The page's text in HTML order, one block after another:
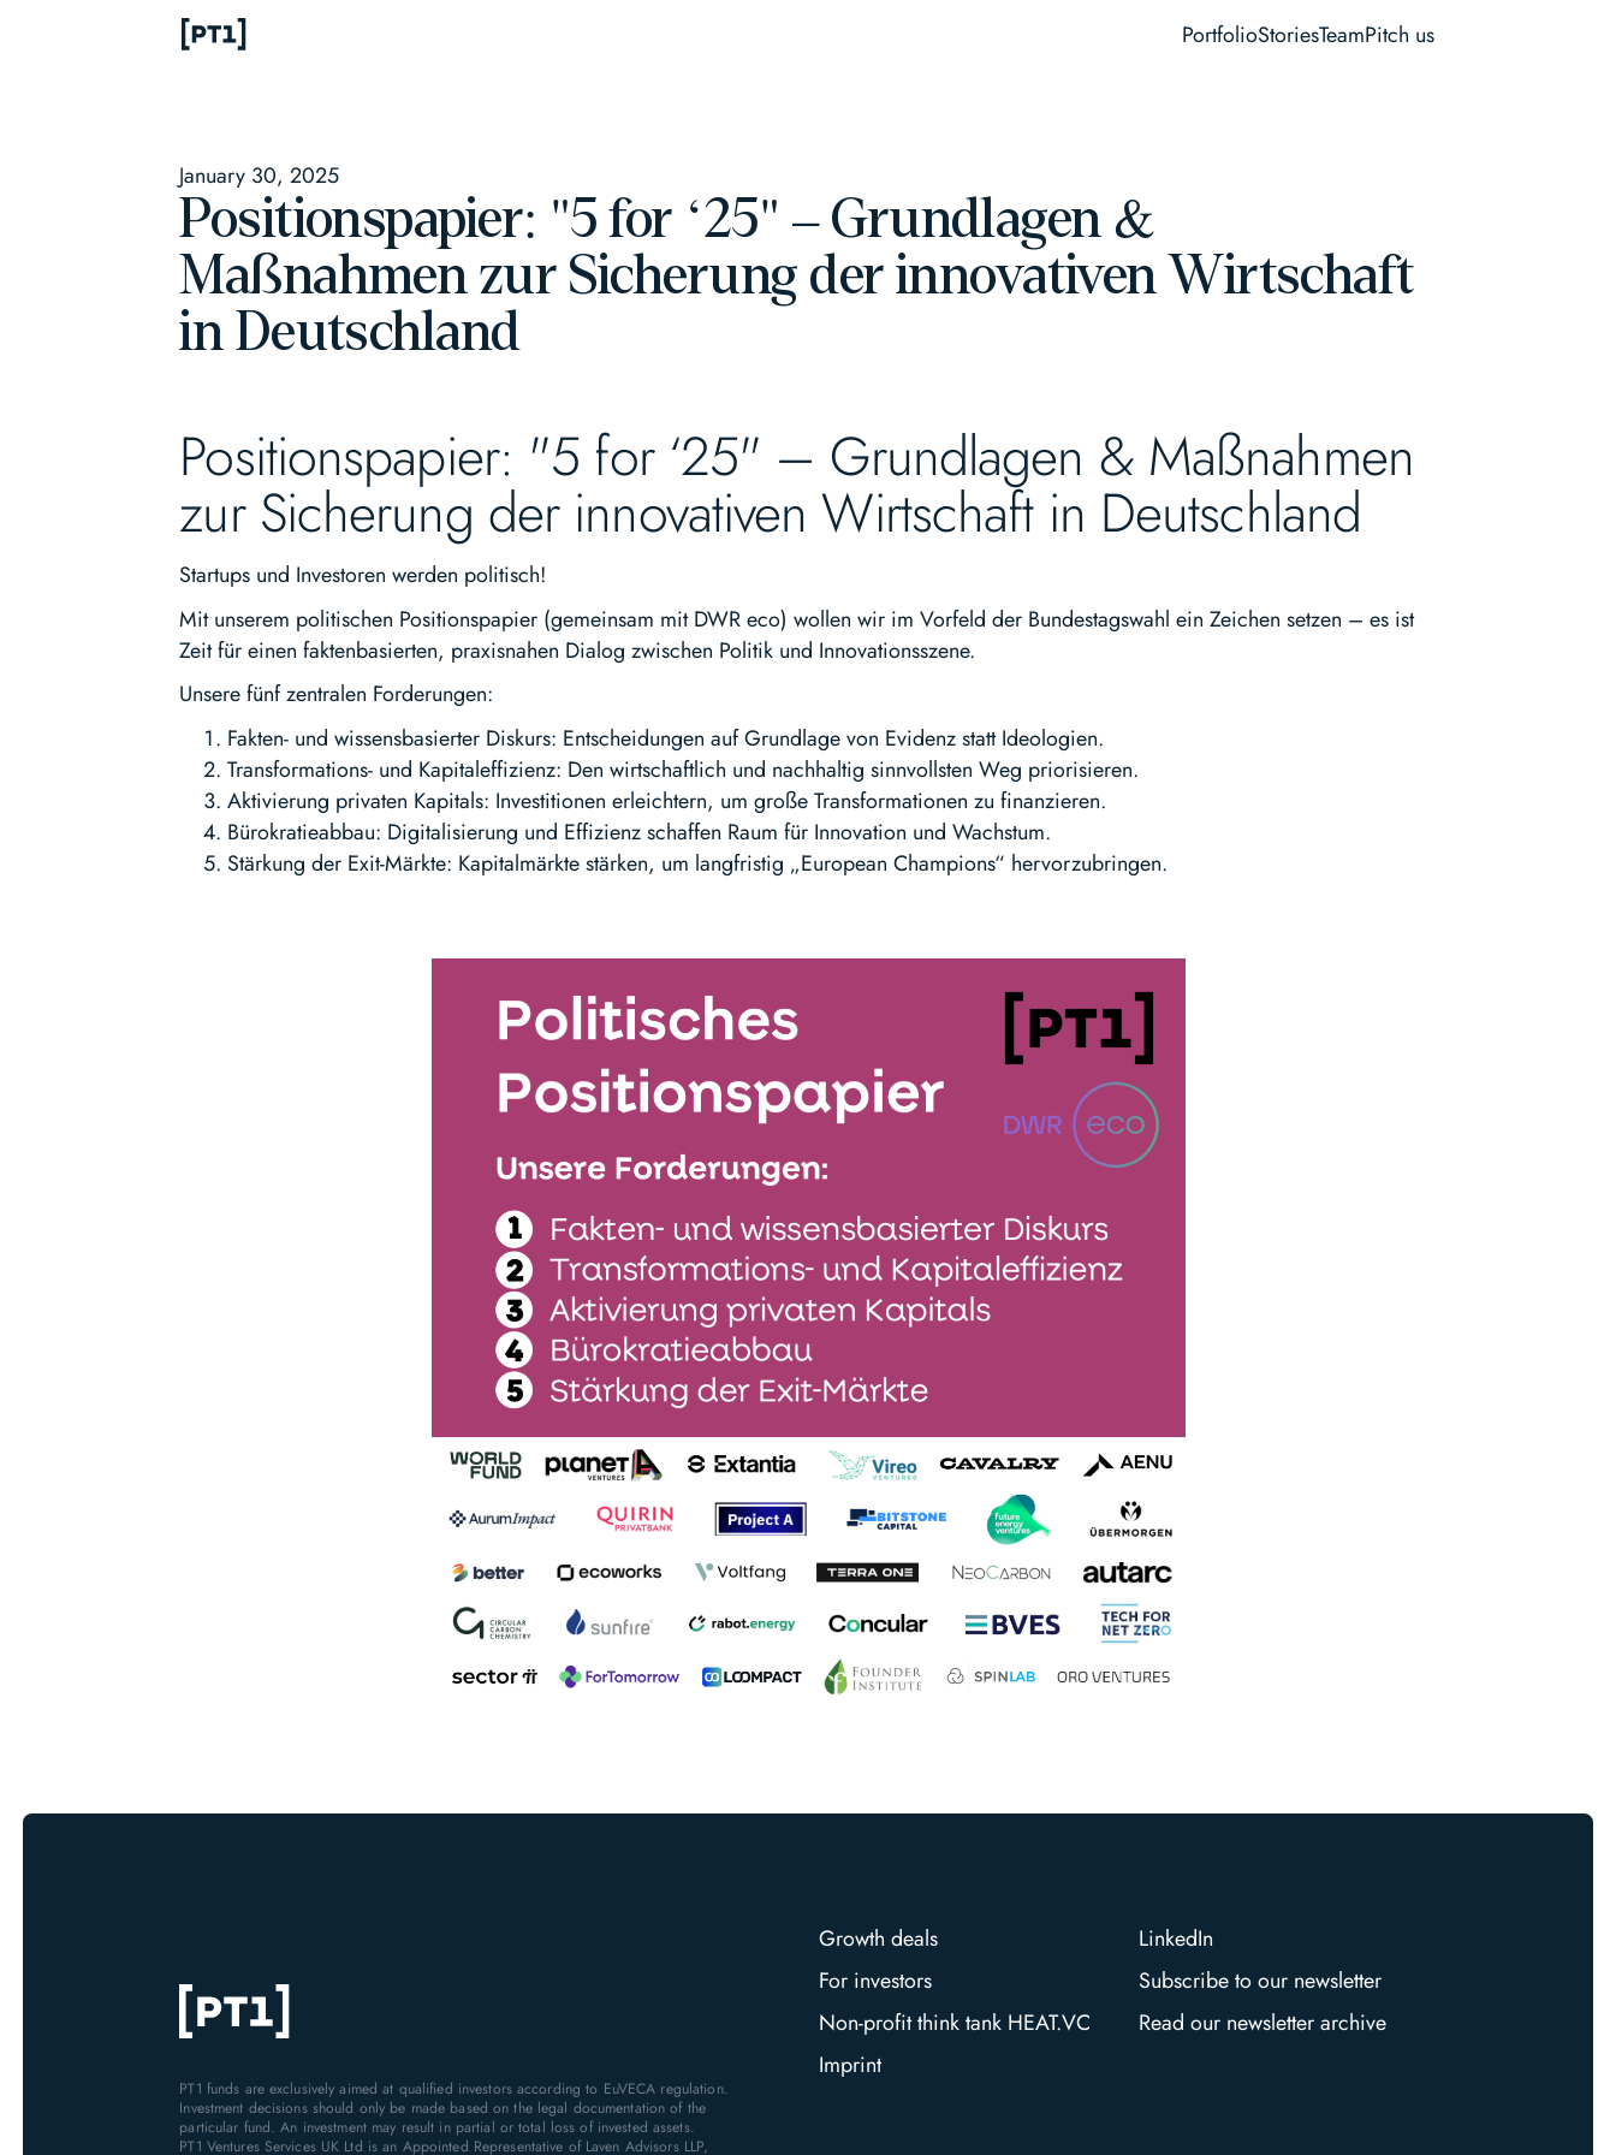
PortfolioStoriesTeamPitch us
January 30, 2025
Positionspapier: "5 for ‘25" – Grundlagen &
Maßnahmen zur Sicherung der innovativen Wirtschaft
in Deutschland
Positionspapier: "5 for ‘25" – Grundlagen & Maßnahmen
zur Sicherung der innovativen Wirtschaft in Deutschland
Startups und Investoren werden politisch!
Mit unserem politischen Positionspapier (gemeinsam mit DWR eco) wollen wir im Vorfeld der Bundestagswahl ein Zeichen setzen – es ist
Zeit für einen faktenbasierten, praxisnahen Dialog zwischen Politik und Innovationsszene.
Unsere fünf zentralen Forderungen:
Fakten- und wissensbasierter Diskurs: Entscheidungen auf Grundlage von Evidenz statt Ideologien.
Transformations- und Kapitaleffizienz: Den wirtschaftlich und nachhaltig sinnvollsten Weg priorisieren.
Aktivierung privaten Kapitals: Investitionen erleichtern, um große Transformationen zu finanzieren.
Bürokratieabbau: Digitalisierung und Effizienz schaffen Raum für Innovation und Wachstum.
Stärkung der Exit-Märkte: Kapitalmärkte stärken, um langfristig „European Champions“ hervorzubringen.
PT1 funds are exclusively aimed at qualified investors according to EuVECA regulation.
Investment decisions should only be made based on the legal documentation of the
particular fund. An investment may result in partial or total loss of invested assets.
PT1 Ventures Services UK Ltd is an Appointed Representative of Laven Advisors LLP,
Growth deals
For investors
Non-profit think tank HEAT.VC
Imprint
LinkedIn
Subscribe to our newsletter
Read our newsletter archive